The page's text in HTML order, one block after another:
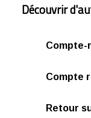
Découvrir
Compte-
Compte
Retour